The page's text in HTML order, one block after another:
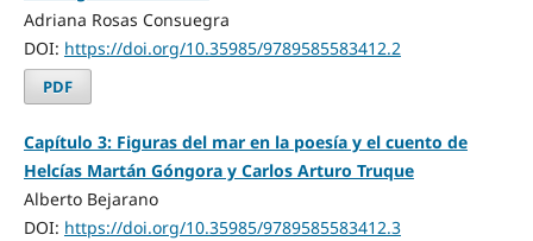
Adriana Rosas Consuegra
DOI: https://doi.org/10.35985/9789585583412.2
PDF
Capítulo 3: Figuras del mar en la poesía y el cuento de
Helcías Martán Góngora y Carlos Arturo Truque
Alberto Bejarano
DOI: https://doi.org/10.35985/9789585583412.3